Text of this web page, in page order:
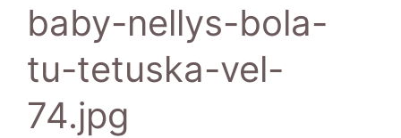
baby-nellys-bola-
tu-tetuska-vel-
74.jpg